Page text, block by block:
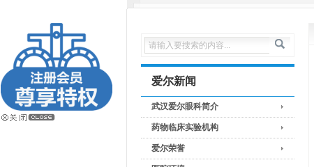
爱尔新闻
武汉爱尔眼科简介
药物临床实验机构
爱尔荣誉